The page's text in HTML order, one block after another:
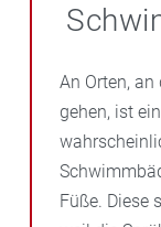
An Orten,
gehen, ist
Füße. Diese